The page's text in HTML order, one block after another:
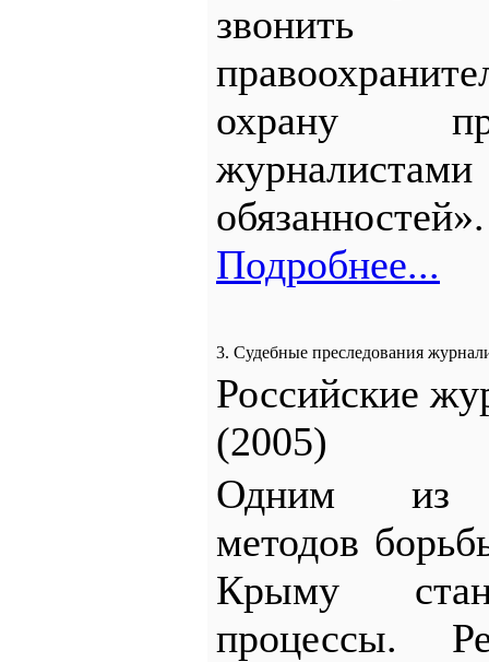
звонить
охрану
обязанностей».
Подробнее...
3. Судебные преследования
Российские
(2005)
Одним из
методов
Крыму
процессы.